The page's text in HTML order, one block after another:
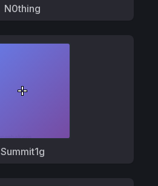
N0thing
Summit1g